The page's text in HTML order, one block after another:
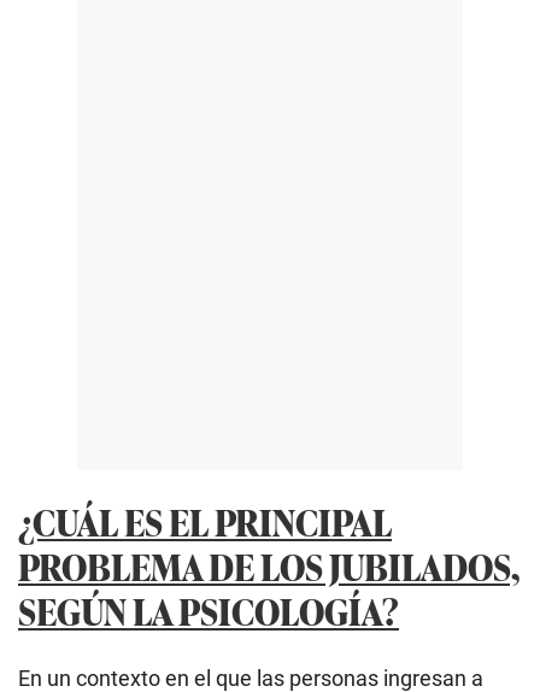
¿CUÁL ES EL PRINCIPAL
PROBLEMA DE LOS JUBILADOS,
SEGÚN LA PSICOLOGÍA?
En un contexto en el que las personas ingresan a